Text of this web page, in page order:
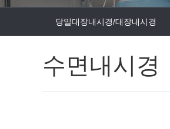
당일대장내시경/대장내시경
수면내시경